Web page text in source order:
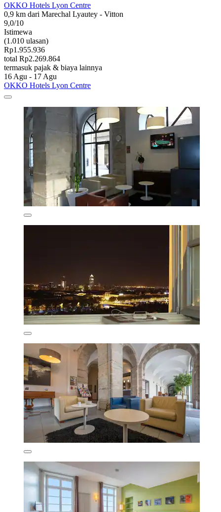
OKKO Hotels Lyon Centre
0,9 km dari Marechal Lyautey - Vitton
9,0/10
Istimewa
(1.010 ulasan)
Rp1.955.936
total Rp2.269.864
termasuk pajak & biaya lainnya
16 Agu - 17 Agu
OKKO Hotels Lyon Centre